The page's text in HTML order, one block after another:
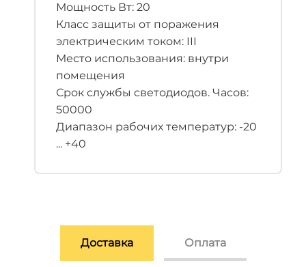
Мощность Вт: 20
Класс защиты от поражения
электрическим током: III
Место использования: внутри
помещения
Срок службы светодиодов. Часов:
50000
Диапазон рабочих температур: -20
... +40
Доставка Оплата